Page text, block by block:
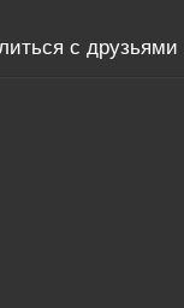
с друзьями